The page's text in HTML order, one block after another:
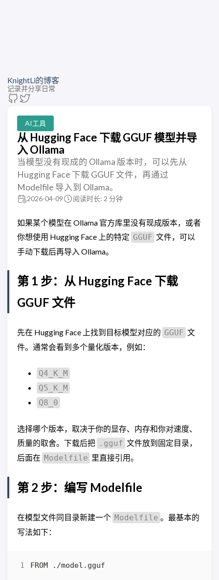
KnightLi的博客
记录并分享日常
AI工具
从 Hugging Face 下载 GGUF 模型并导
入 Ollama
当模型没有现成的 Ollama 版本时，可以先从
Hugging Face 下载 GGUF 文件，再通过
Modelfile 导入到 Ollama。
2026-04-09 阅读时长: 2 分钟
如果某个模型在 Ollama 官方库里没有现成版本，或者
你想使用 Hugging Face 上的特定 GGUF 文件，可以
手动下载后再导入 Ollama。
第 1 步：从 Hugging Face 下载
GGUF 文件
先在 Hugging Face 上找到目标模型对应的 GGUF 文
件。通常会看到多个量化版本，例如：
Q4_K_M
Q5_K_M
Q8_0
选择哪个版本，取决于你的显存、内存和你对速度、
质量的取舍。下载后把 .gguf 文件放到固定目录，
后面在 Modelfile 里直接引用。
第 2 步：编写 Modelfile
在模型文件同目录新建一个 Modelfile 。最基本的
写法如下：